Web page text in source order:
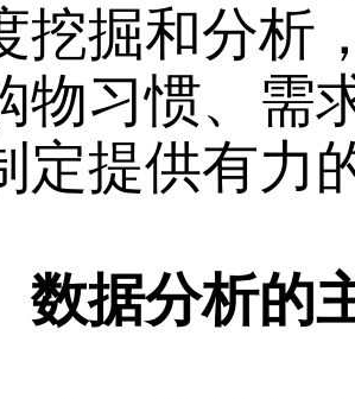
挖掘和分析
物习惯、需
定提供有力
数据分析的